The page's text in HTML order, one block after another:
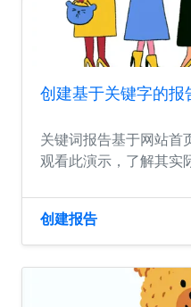
创建基于关键字的报
关键词报告基于网站首
观看此演示，了解其实
创建报告